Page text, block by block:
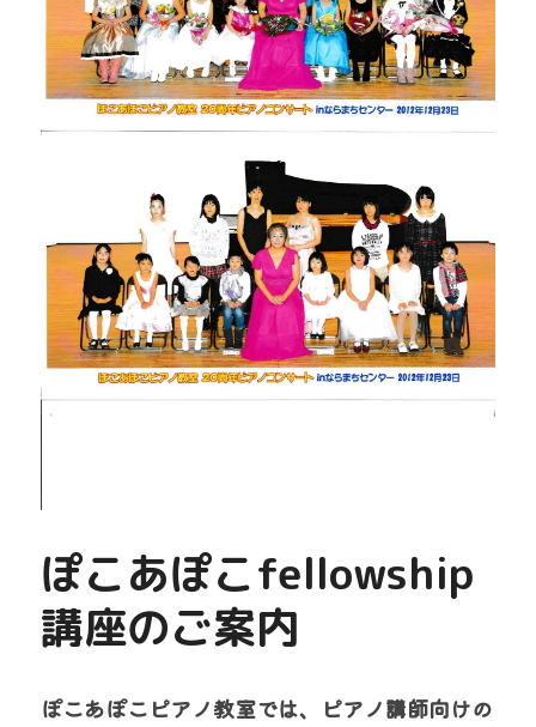
ぽこあぽこfellowship
講座のご案内
ぽこあぽこピアノ教室では、ピアノ講師向けの